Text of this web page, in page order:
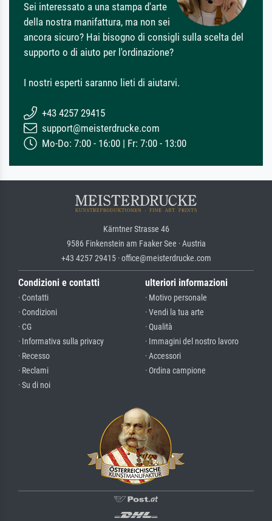
Sei interessato a una stampa d'arte
della nostra manifattura, ma non sei
ancora sicuro? Hai bisogno di consigli sulla scelta del
supporto o di aiuto per l'ordinazione?
I nostri esperti saranno lieti di aiutarvi.
+43 4257 29415
support@meisterdrucke.com
Mo-Do: 7:00 - 16:00 | Fr: 7:00 - 13:00
Kärntner Strasse 46
9586 Finkenstein am Faaker See · Austria
+43 4257 29415 · office@meisterdrucke.com
Condizioni e contatti
· Contatti
· Condizioni
· CG
· Informativa sulla privacy
· Recesso
· Reclami
· Su di noi
ulteriori informazioni
· Motivo personale
· Vendi la tua arte
· Qualità
· Immagini del nostro lavoro
· Accessori
· Ordina campione